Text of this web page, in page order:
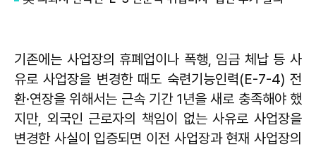
기존에는 사업장의 휴폐업이나 폭행, 임금 체납 등 사
유로 사업장을 변경한 때도 숙련기능인력(E-7-4) 전
환·연장을 위해서는 근속 기간 1년을 새로 충족해야 했
지만, 외국인 근로자의 책임이 없는 사유로 사업장을
변경한 사실이 입증되면 이전 사업장과 현재 사업장의